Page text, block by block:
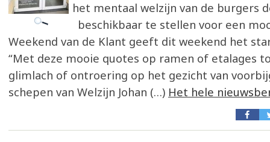
het mentaal welzijn van de burgers
beschikbaar te stellen voor een
Weekend van de Klant geeft dit weekend het
“Met deze mooie quotes op ramen of etalages
glimlach of ontroering op het gezicht van
schepen van Welzijn Johan (…) Het hele